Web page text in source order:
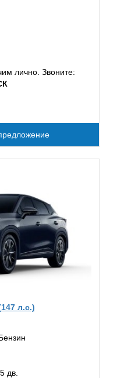
лично. Звоните:
л.с.)
дв.